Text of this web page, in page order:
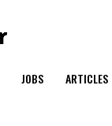
JOBS ARTICLES